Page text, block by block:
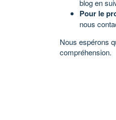
blog en
Pour le
nous
Nous espérons
compréhension.